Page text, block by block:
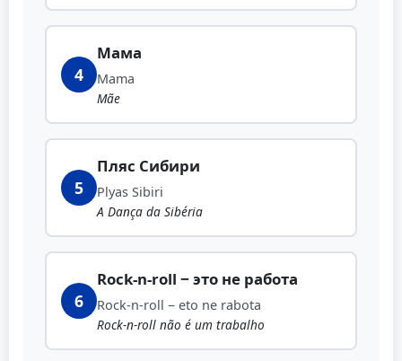
4
Мама
Mama
Mãe
5
Пляс Сибири
Plyas Sibiri
A Dança da Sibéria
6
Rock-n-roll − это не работа
Rock-n-roll − eto ne rabota
Rock-n-roll não é um trabalho